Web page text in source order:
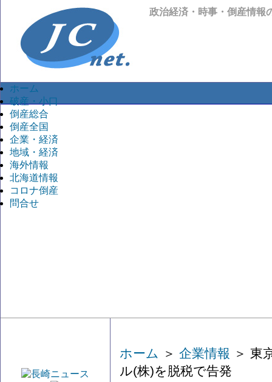
政治経済・時事・倒産情報
ホーム
破産・小口
倒産総合
倒産全国
企業・経済
地域・経済
海外情報
北海道情報
コロナ倒産
問合せ
ホーム ＞ 企業情報 ＞ 東
ル(株)を脱税で告発